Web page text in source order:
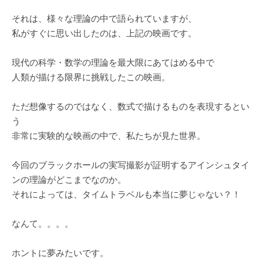
それは、様々な理論の中で語られていますが、
私がすぐに思い出したのは、上記の映画です。
現代の科学・数学の理論を最大限にあてはめる中で
人類が描ける限界に挑戦したこの映画。
ただ想像するのではなく、数式で描けるものを表現するとい
う
非常に実験的な映画の中で、私たちが見た世界。
今回のブラックホールの実写撮影が証明するアインシュタイ
ンの理論がどこまでなのか。
それによっては、タイムトラベルも本当に夢じゃない？！
なんて。。。。
ホントに夢みたいです。